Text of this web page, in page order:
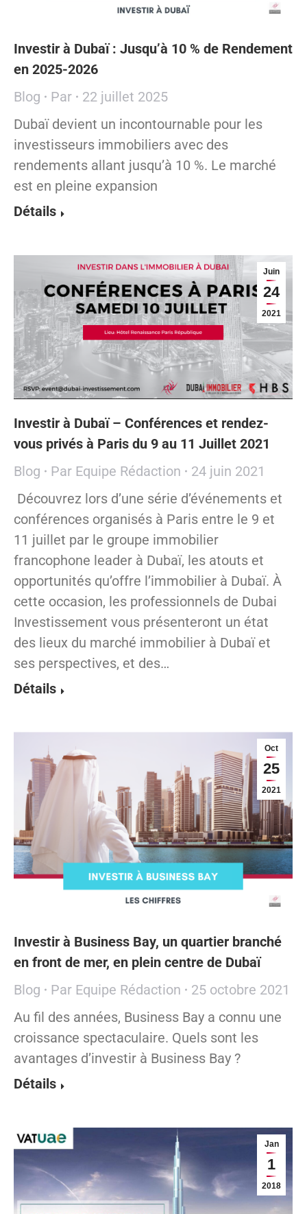
Investir à Dubaï : Jusqu’à 10 % de Rendement
en 2025-2026
Blog
Par
22 juillet 2025
Dubaï devient un incontournable pour les
investisseurs immobiliers avec des
rendements allant jusqu’à 10 %. Le marché
est en pleine expansion
Détails
Juin
24
2021
Investir à Dubaï – Conférences et rendez-
vous privés à Paris du 9 au 11 Juillet 2021
Blog
Par Equipe Rédaction
24 juin 2021
Découvrez lors d’une série d’événements et
conférences organisés à Paris entre le 9 et
11 juillet par le groupe immobilier
francophone leader à Dubaï, les atouts et
opportunités qu’offre l’immobilier à Dubaï. À
cette occasion, les professionnels de Dubai
Investissement vous présenteront un état
des lieux du marché immobilier à Dubaï et
ses perspectives, et des…
Détails
Oct
25
2021
Investir à Business Bay, un quartier branché
en front de mer, en plein centre de Dubaï
Blog
Par Equipe Rédaction
25 octobre 2021
Au fil des années, Business Bay a connu une
croissance spectaculaire. Quels sont les
avantages d’investir à Business Bay ?
Détails
Jan
1
2018